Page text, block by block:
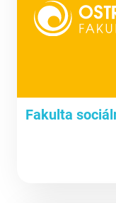
Fakulta